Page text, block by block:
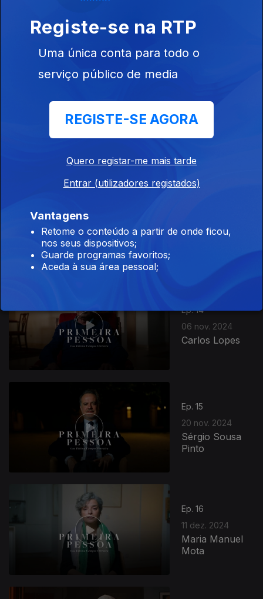
Maria Rueff
09 out. 2024
Mário Cláudio
Paulo Branco
Ep. 14
06 nov. 2024
Carlos Lopes
Ep. 15
20 nov. 2024
Sérgio Sousa
Pinto
Ep. 16
11 dez. 2024
Maria Manuel
Mota
Registe-se na RTP
Uma única conta para todo o
serviço público de media
REGISTE-SE AGORA
Quero registar-me mais tarde
Entrar (utilizadores registados)
Vantagens
Retome o conteúdo a partir de onde ficou,
nos seus dispositivos;
Guarde programas favoritos;
Aceda à sua área pessoal;